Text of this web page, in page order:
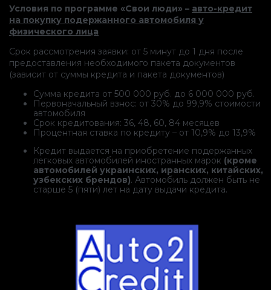
Условия по программе «Свои люди» – авто-кредит
на покупку подержанного автомобиля у
физического лица
Срок рассмотрения заявки: от 5 минут до 1 дня после
предоставления необходимого пакета документов
(зависит от суммы кредита и пакета документов)
Сумма кредита от 500 000 руб. до 6 000 000 руб.
Первоначальный взнос: от 30% до 99,9% стоимости
автомобиля
Срок кредитования: 36, 48, 60, 84 месяцев
Процентная ставка по кредиту – от 10,9% до 13,9%
Кредит выдается на приобретение подержанных
легковых автомобилей иностранных марок (кроме
автомобилей украинских, иранских, китайских,
узбекских брендов). Автомобиль должен быть не
старше 5 (пяти) лет на дату выдачи кредита.